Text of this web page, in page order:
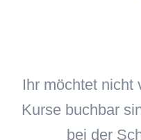
Ihr möchtet nicht
Kurse buchbar
bei der